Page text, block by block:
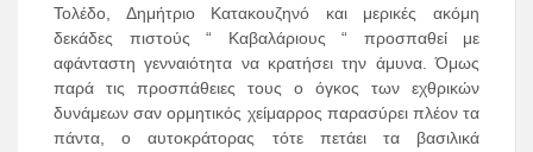
Τολέδο, Δημήτριο Κατακουζηνό και μερικές ακόμη
δεκάδες πιστούς “ Καβαλάριους “ προσπαθεί με
αφάνταστη γενναιότητα να κρατήσει την άμυνα. Όμως
παρά τις προσπάθειες τους ο όγκος των εχθρικών
δυνάμεων σαν ορμητικός χείμαρρος παρασύρει πλέον τα
πάντα, ο αυτοκράτορας τότε πετάει τα βασιλικά